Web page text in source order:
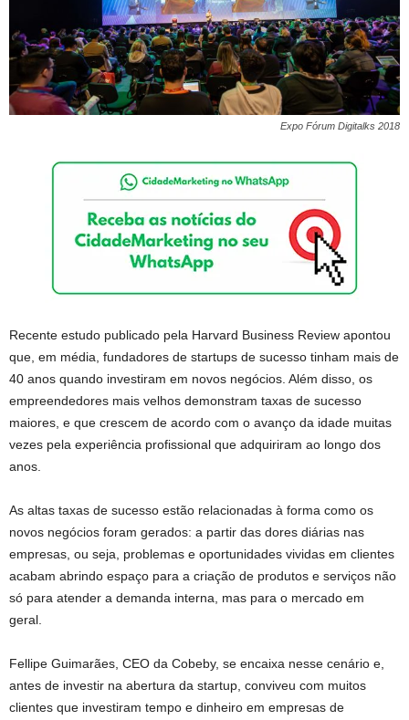
Expo Fórum Digitalks 2018
Recente estudo publicado pela Harvard Business Review apontou
que, em média, fundadores de startups de sucesso tinham mais de
40 anos quando investiram em novos negócios. Além disso, os
empreendedores mais velhos demonstram taxas de sucesso
maiores, e que crescem de acordo com o avanço da idade muitas
vezes pela experiência profissional que adquiriram ao longo dos
anos.
As altas taxas de sucesso estão relacionadas à forma como os
novos negócios foram gerados: a partir das dores diárias nas
empresas, ou seja, problemas e oportunidades vividas em clientes
acabam abrindo espaço para a criação de produtos e serviços não
só para atender a demanda interna, mas para o mercado em
geral.
Fellipe Guimarães, CEO da Cobeby, se encaixa nesse cenário e,
antes de investir na abertura da startup, conviveu com muitos
clientes que investiram tempo e dinheiro em empresas de